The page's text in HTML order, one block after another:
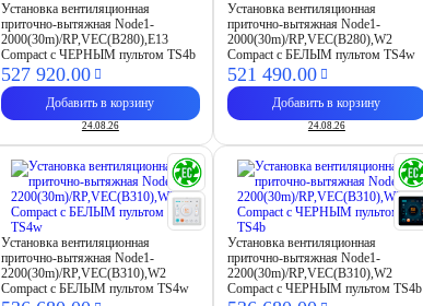
Установка вентиляционная
приточно-вытяжная Node1-
2000(30m)/RP,VEC(B280),E13
Compact с ЧЕРНЫМ пультом TS4b
527 920.00
Добавить в корзину
24.08.26
Установка вентиляционная
приточно-вытяжная Node1-
2000(30m)/RP,VEC(B280),W2
Compact с БЕЛЫМ пультом TS4w
521 490.00
Добавить в корзину
24.08.26
Установка вентиляционная
приточно-вытяжная Node1-
2200(30m)/RP,VEC(B310),W2
Compact с БЕЛЫМ пультом TS4w
Установка вентиляционная
приточно-вытяжная Node1-
2200(30m)/RP,VEC(B310),W2
Compact с ЧЕРНЫМ пультом TS4b